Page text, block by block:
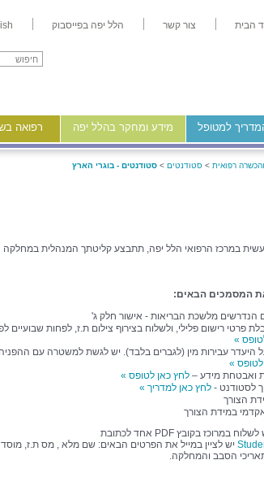
הבית צור קשר הלל יפה בפייסבוק
למטופל מידע ומחקר בהלל יפה רפואה
רפואית > סטודנטים > סטודנטים - בוגרי הארץ
במרכז הרפואי הלל יפה, תתבצע קליטתך המנהלית במחלקה
המסמכים הבאים:
הנדרשים מלשכת הבריאות - אישור חלק ג'
פרטי רישום פלילי, ולשלוח בצירוף צילום ת.ז, לפחות שבועיים
»
היעדר עבירות מין (לגברים בלבד). יש לגשת למשטרה עם ההפניה
»
ואבטחת מידע – לחץ כאן לטופס »
לסטודנט - לחץ כאן למדריך »
הצורך
במידת הצורך
את כל הטפסים האמורים לעיל יש לשלוח במרוכז בקובץ PDF אחד לכתובת
יש לציין במייל את הפרטים הבאים: שם מלא , מס ת.ז,
הסבב והמחלקה.